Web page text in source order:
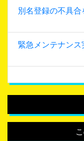
別名登録の不具